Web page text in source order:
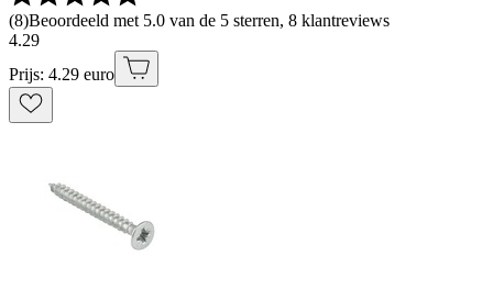
(8)Beoordeeld met 5.0 van de 5 sterren, 8 klantreviews
4.29
Prijs: 4.29 euro